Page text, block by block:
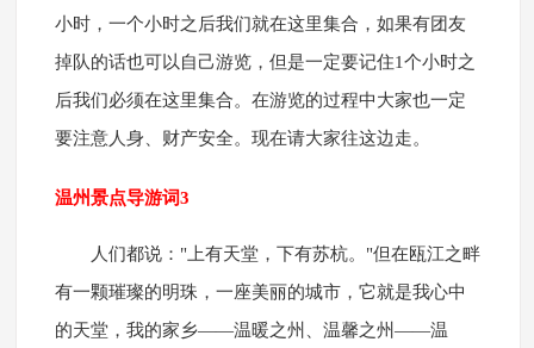
小时，一个小时之后我们就在这里集合，如果有团友
掉队的话也可以自己游览，但是一定要记住1个小时之
后我们必须在这里集合。在游览的过程中大家也一定
要注意人身、财产安全。现在请大家往这边走。
温州景点导游词3
人们都说："上有天堂，下有苏杭。"但在瓯江之畔
有一颗璀璨的明珠，一座美丽的城市，它就是我心中
的天堂，我的家乡——温暖之州、温馨之州——温